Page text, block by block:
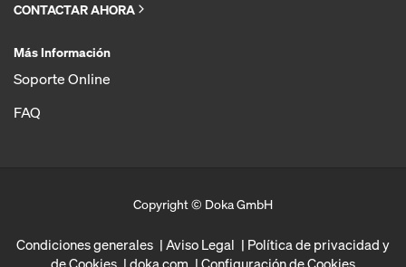
CONTACTAR AHORA
Más Información
Soporte Online
FAQ
Copyright © Doka GmbH
Condiciones generales Aviso Legal
Política de privacidad y
de Cookies
doka.com Configuración de Cookies